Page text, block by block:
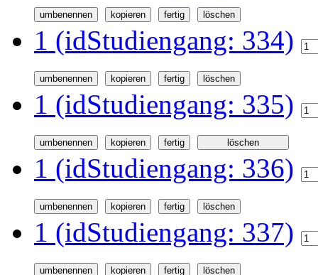
1 (idStudiengang: 334)
1 (idStudiengang: 335)
1 (idStudiengang: 336)
1 (idStudiengang: 337)